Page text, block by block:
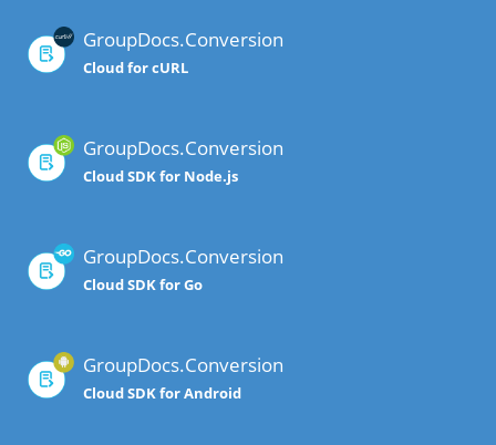
GroupDocs.Conversion
Cloud for cURL
GroupDocs.Conversion
Cloud SDK for Node.js
GroupDocs.Conversion
Cloud SDK for Go
GroupDocs.Conversion
Cloud SDK for Android